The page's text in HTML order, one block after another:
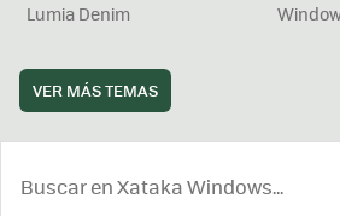
Lumia Denim
VER MÁS TEMAS